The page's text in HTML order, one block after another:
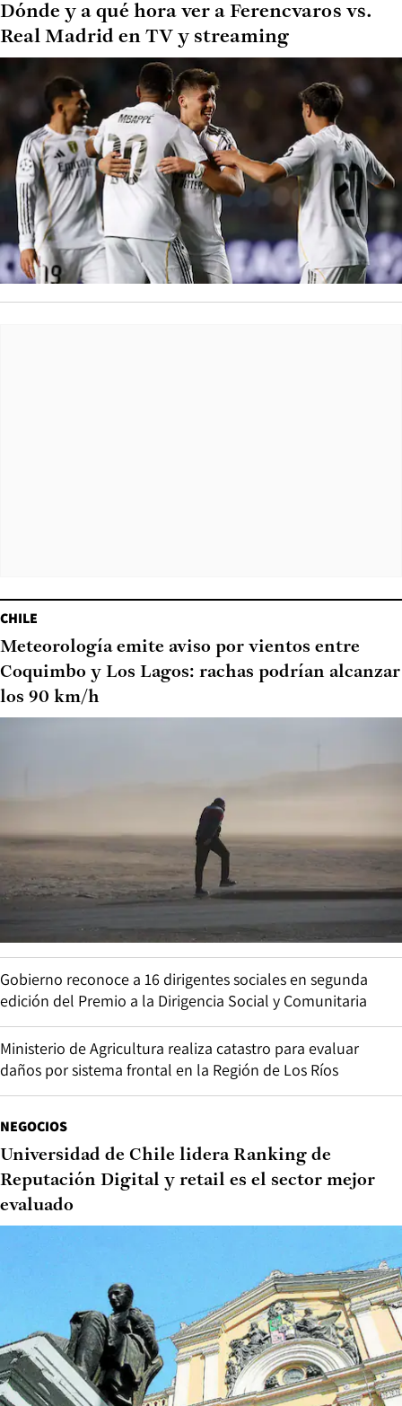
Dónde y a qué hora ver a Ferencvaros vs.
Real Madrid en TV y streaming
CHILE
Meteorología emite aviso por vientos entre
Coquimbo y Los Lagos: rachas podrían alcanzar
los 90 km/h
Gobierno reconoce a 16 dirigentes sociales en segunda
edición del Premio a la Dirigencia Social y Comunitaria
Ministerio de Agricultura realiza catastro para evaluar
daños por sistema frontal en la Región de Los Ríos
NEGOCIOS
Universidad de Chile lidera Ranking de
Reputación Digital y retail es el sector mejor
evaluado